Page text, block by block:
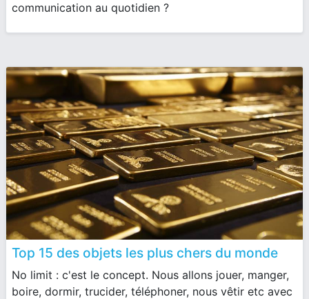
communication au quotidien ?
Top 15 des objets les plus chers du monde
No limit : c'est le concept. Nous allons jouer, manger,
boire, dormir, trucider, téléphoner, nous vêtir etc avec